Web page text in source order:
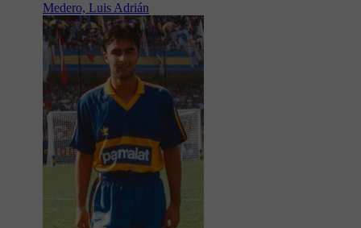
Medero, Luis Adrián